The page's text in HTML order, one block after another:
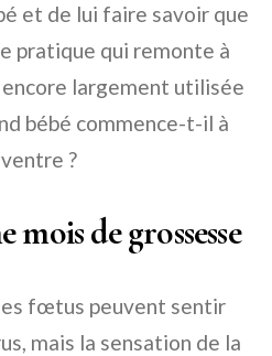
et de lui faire savoir que
pratique qui remonte à
largement utilisée
bébé commence-t-il à
?
mois de grossesse
fœtus peuvent sentir
mais la sensation de la